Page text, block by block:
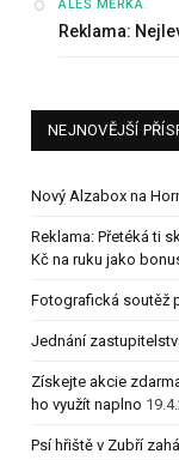
ALEŠ MĚRKA:
Reklama:
NEJNOVĚJŠÍ
Nový Alzabox na
Reklama: Přetéká ti
Kč na ruku jako
Fotografická soutěž
Jednání
Získejte akcie
ho využít naplno
Psí hřiště v Zubří